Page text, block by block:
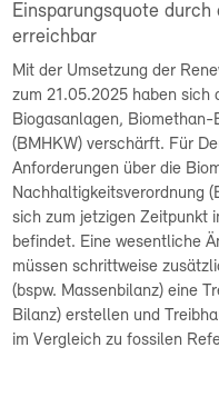
Einsparungsquote
erreichbar
Mit der Umsetzung der
zum 21.05.2025 haben sich
Biogasanlagen,
(BMHKW) verschärft. Für
Anforderungen über die
Nachhaltigkeitsverordnung
sich zum jetzigen Zeitpunkt
befindet. Eine wesentliche
müssen schrittweise
(bspw. Massenbilanz) eine
Bilanz) erstellen und
im Vergleich zu fossilen